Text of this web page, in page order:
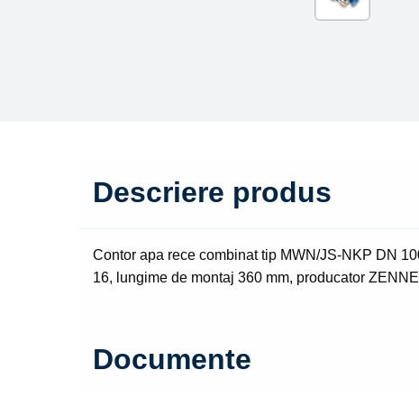
Descriere produs
Contor apa rece combinat tip MWN/JS-NKP DN
16, lungime de montaj 360 mm, producator
Documente